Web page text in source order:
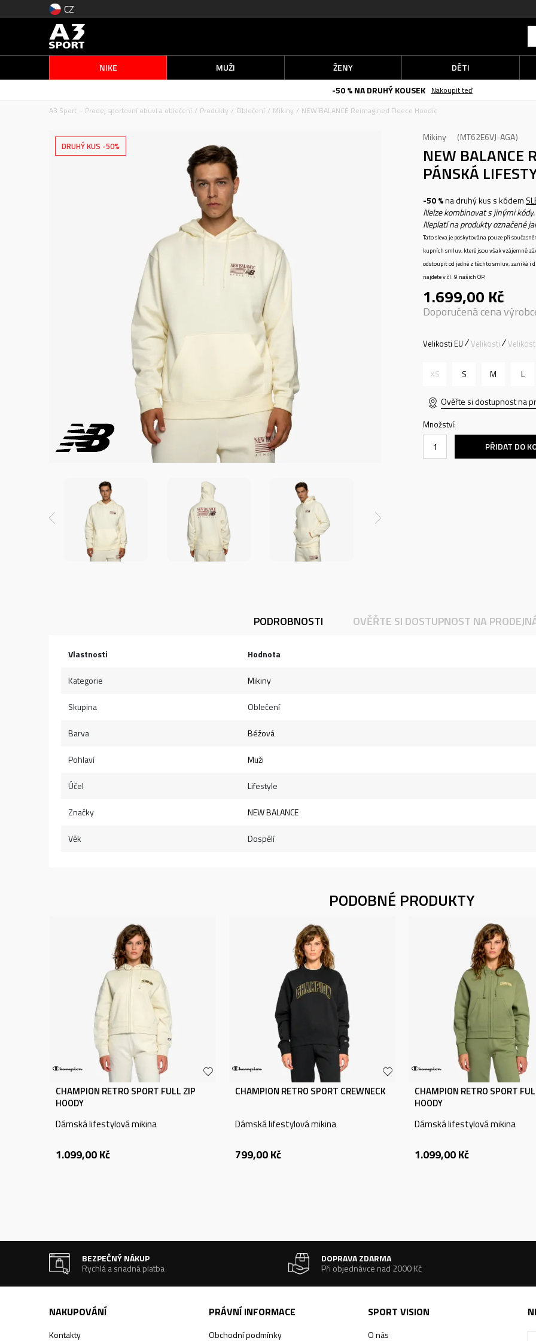
CZ
NIKE MUŽI ŽENY
DĚTI
-50 % NA DRUHÝ KOUSEK
Nakoupit teď
A3 Sport – Prodej sportovní obuvi a oblečení
Produkty Oblečení Mikiny NEW BALANCE Reimagined Fleece Hoodie
DRUHÝ KUS -50%
Mikiny MT62E6VJ-AGA
NEW BALANCE
PÁNSKÁ
-50 %na druhý kus s kódem
Nelze kombinovat s jinými kódy.
Neplatí na produkty označené
Tato sleva je poskytována pouze při
kupních smluv, které jsou však vzájemně
odstoupit od jedné z těchto smluv, zaniká i
najdete v čl. 9 našich OP.
1.699,00 Kč
Doporučená cena
Velikosti EU Velikosti
XS S M L
Ověřte si dostupnost na
Množství:
PŘIDAT DO
PODROBNOSTI OVĚŘTE SI DOSTUPNOST NA
Vlastnosti Hodnota
Kategorie Mikiny
Skupina Oblečení
Barva Béžová
Pohlaví Muži
Účel Lifestyle
Značky NEW BALANCE
Věk Dospělí
PODOBNÉ PRODUKTY
CHAMPION RETRO SPORT FULL ZIP
HOODY
Dámská lifestylová mikina
1.099,00Kč
CHAMPION RETRO SPORT CREWNECK
Dámská lifestylová mikina
799,00Kč
CHAMPION RETRO SPORT
HOODY
Dámská lifestylová mikina
1.099,00Kč
BEZPEČNÝ NÁKUP
Rychlá a snadná platba
DOPRAVA ZDARMA
Při objednávce nad 2000 Kč
NAKUPOVÁNÍ
Kontakty
PRÁVNÍ INFORMACE
Obchodní podmínky
SPORT VISION
O nás